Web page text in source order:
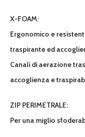
X-FOAM:
Ergonomico e
traspirante ed
Canali di aerazione
accoglienza e
ZIP PERIMETRALE:
Per una miglio